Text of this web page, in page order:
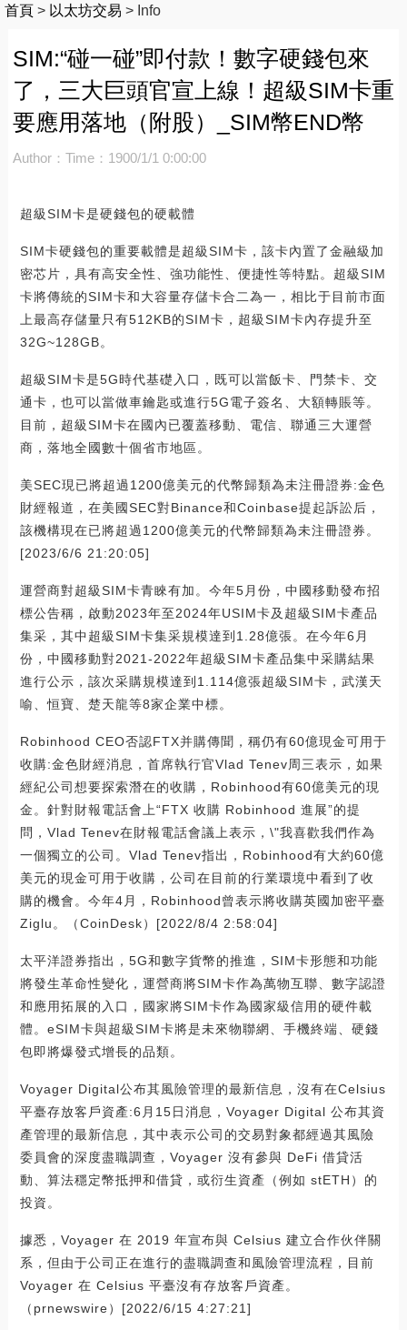
首頁 > 以太坊交易 > Info
SIM:“碰一碰”即付款！數字硬錢包來
了，三大巨頭官宣上線！超級SIM卡重
要應用落地（附股）_SIM幣END幣
Author： Time：1900/1/1 0:00:00
超級SIM卡是硬錢包的硬載體
SIM卡硬錢包的重要載體是超級SIM卡，該卡內置了金融級加
密芯片，具有高安全性、強功能性、便捷性等特點。超級SIM
卡將傳統的SIM卡和大容量存儲卡合二為一，相比于目前市面
上最高存儲量只有512KB的SIM卡，超級SIM卡內存提升至
32G~128GB。
超級SIM卡是5G時代基礎入口，既可以當飯卡、門禁卡、交
通卡，也可以當做車鑰匙或進行5G電子簽名、大額轉賬等。
目前，超級SIM卡在國內已覆蓋移動、電信、聯通三大運營
商，落地全國數十個省市地區。
美SEC現已將超過1200億美元的代幣歸類為未注冊證券:金色
財經報道，在美國SEC對Binance和Coinbase提起訴訟后，
該機構現在已將超過1200億美元的代幣歸類為未注冊證券。
[2023/6/6 21:20:05]
運營商對超級SIM卡青睞有加。今年5月份，中國移動發布招
標公告稱，啟動2023年至2024年USIM卡及超級SIM卡產品
集采，其中超級SIM卡集采規模達到1.28億張。在今年6月
份，中國移動對2021-2022年超級SIM卡產品集中采購結果
進行公示，該次采購規模達到1.114億張超級SIM卡，武漢天
喻、恒寶、楚天龍等8家企業中標。
Robinhood CEO否認FTX并購傳聞，稱仍有60億現金可用于
收購:金色財經消息，首席執行官Vlad Tenev周三表示，如果
經紀公司想要探索潛在的收購，Robinhood有60億美元的現
金。針對財報電話會上“FTX 收購 Robinhood 進展”的提
問，Vlad Tenev在財報電話會議上表示，\"我喜歡我們作為
一個獨立的公司。Vlad Tenev指出，Robinhood有大約60億
美元的現金可用于收購，公司在目前的行業環境中看到了收
購的機會。今年4月，Robinhood曾表示將收購英國加密平臺
Ziglu。（CoinDesk）[2022/8/4 2:58:04]
太平洋證券指出，5G和數字貨幣的推進，SIM卡形態和功能
將發生革命性變化，運營商將SIM卡作為萬物互聯、數字認證
和應用拓展的入口，國家將SIM卡作為國家級信用的硬件載
體。eSIM卡與超級SIM卡將是未來物聯網、手機終端、硬錢
包即將爆發式增長的品類。
Voyager Digital公布其風險管理的最新信息，沒有在Celsius
平臺存放客戶資產:6月15日消息，Voyager Digital 公布其資
產管理的最新信息，其中表示公司的交易對象都經過其風險
委員會的深度盡職調查，Voyager 沒有參與 DeFi 借貸活
動、算法穩定幣抵押和借貸，或衍生資產（例如 stETH）的
投資。
據悉，Voyager 在 2019 年宣布與 Celsius 建立合作伙伴關
系，但由于公司正在進行的盡職調查和風險管理流程，目前
Voyager 在 Celsius 平臺沒有存放客戶資產。
（prnewswire）[2022/6/15 4:27:21]